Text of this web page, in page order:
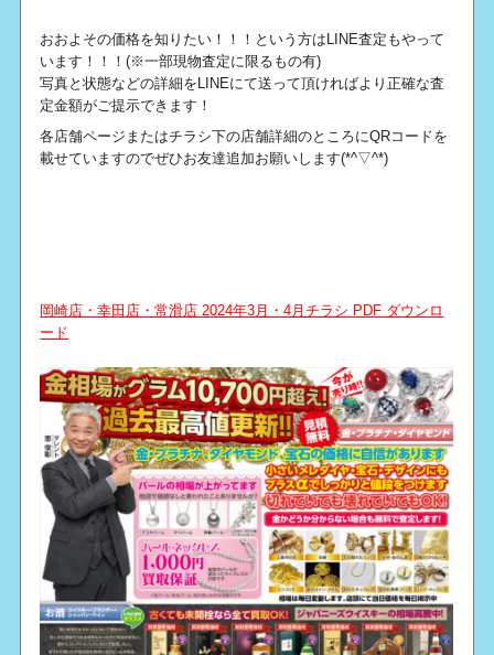
おおよその価格を知りたい！！！という方はLINE査定もやって
います！！！(※一部現物査定に限るもの有)
写真と状態などの詳細をLINEにて送って頂ければより正確な査
定金額がご提示できます！
各店舗ページまたはチラシ下の店舗詳細のところにQRコードを
載せていますのでぜひお友達追加お願いします(*^▽^*)
岡崎店・幸田店・常滑店 2024年3月・4月チラシ PDF ダウンロ
ード